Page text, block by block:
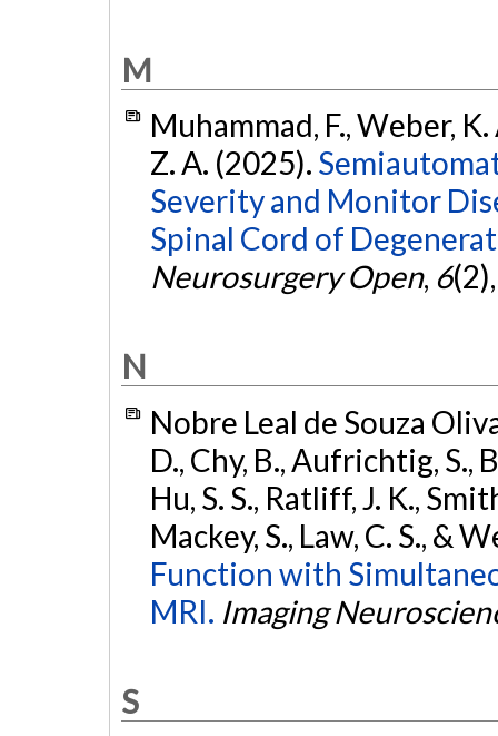
M
Muhammad, F., Weber, K.
Z. A. (2025).
Severity and Monitor
Spinal Cord of
Neurosurgery Open, 6
N
Nobre Leal de Souza
D., Chy, B., Aufrichtig, S.,
Hu, S. S., Ratliff, J. K.,
Mackey, S., Law, C. S., &
Function with
MRI. Imaging
S